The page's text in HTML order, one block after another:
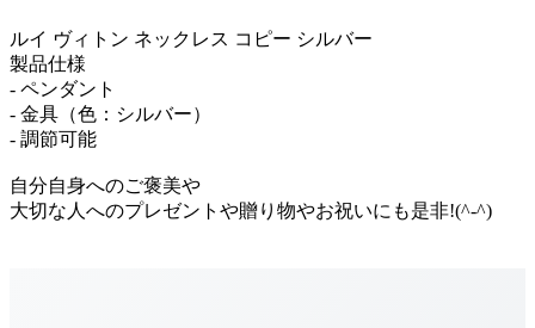
ルイ ヴィトン ネックレス コピー シルバー
製品仕様
- ペンダント
- 金具（色：シルバー）
- 調節可能
自分自身へのご褒美や
大切な人へのプレゼントや贈り物やお祝いにも是非!(^-^)